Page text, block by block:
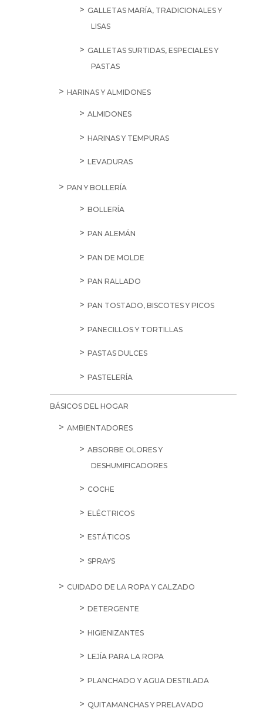
GALLETAS MARÍA, TRADICIONALES Y
LISAS
GALLETAS SURTIDAS, ESPECIALES Y
PASTAS
HARINAS Y ALMIDONES
ALMIDONES
HARINAS Y TEMPURAS
LEVADURAS
PAN Y BOLLERÍA
BOLLERÍA
PAN ALEMÁN
PAN DE MOLDE
PAN RALLADO
PAN TOSTADO, BISCOTES Y PICOS
PANECILLOS Y TORTILLAS
PASTAS DULCES
PASTELERÍA
BÁSICOS DEL HOGAR
AMBIENTADORES
ABSORBE OLORES Y
DESHUMIFICADORES
COCHE
ELÉCTRICOS
ESTÁTICOS
SPRAYS
CUIDADO DE LA ROPA Y CALZADO
DETERGENTE
HIGIENIZANTES
LEJÍA PARA LA ROPA
PLANCHADO Y AGUA DESTILADA
QUITAMANCHAS Y PRELAVADO